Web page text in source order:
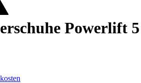
Powerlift 5